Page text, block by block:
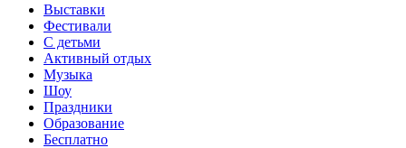
Выставки
Фестивали
С детьми
Активный отдых
Музыка
Шоу
Праздники
Образование
Бесплатно